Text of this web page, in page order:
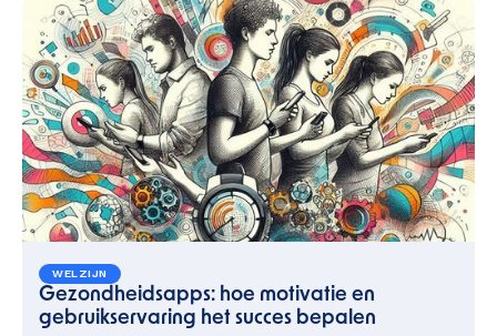
WELZIJN
Gezondheidsapps: hoe motivatie en
gebruikservaring het succes bepalen